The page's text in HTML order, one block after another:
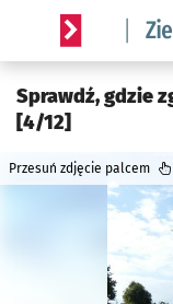
Serwis
Sprawdź, gdzie
[4/12]
Przesuń zdjęcie palcem